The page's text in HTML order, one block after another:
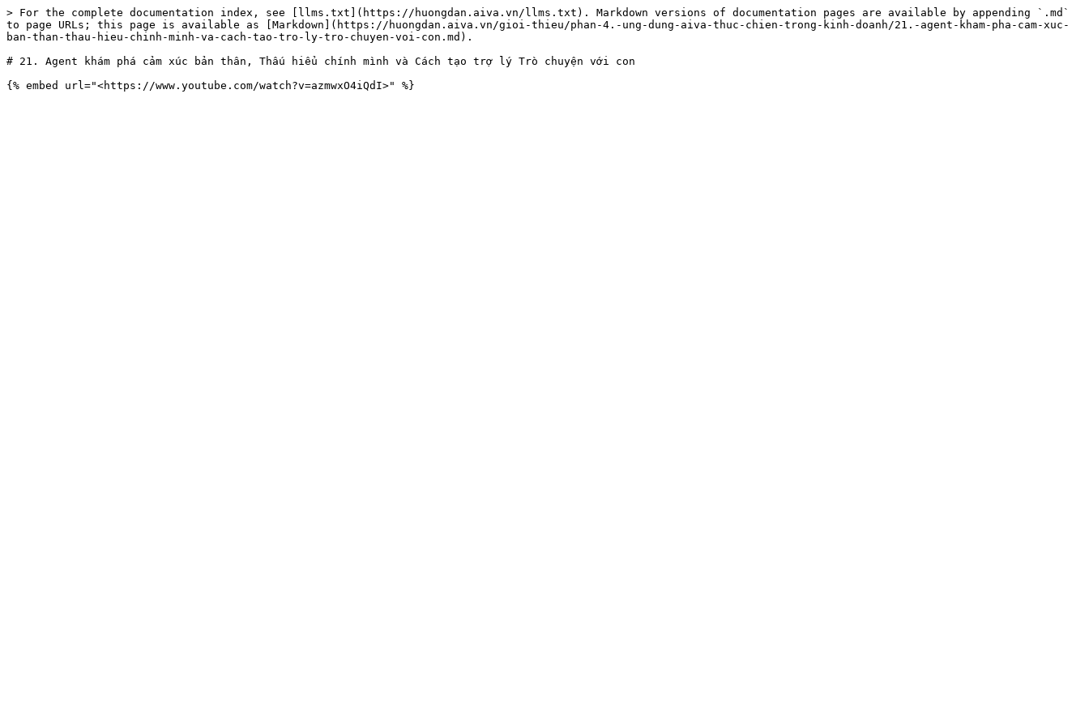
> For the complete documentation index, see [llms.txt](https://huongdan.aiva.vn/llms.txt). Markdown versions of documentation pages are available by appending `.md`
to page URLs; this page is available as [Markdown](https://huongdan.aiva.vn/gioi-thieu/phan-4.-ung-dung-aiva-thuc-chien-trong-kinh-doanh/21.-agent-kham-pha-cam-xuc-
ban-than-thau-hieu-chinh-minh-va-cach-tao-tro-ly-tro-chuyen-voi-con.md).
# 21. Agent khám phá cảm xúc bản thân, Thấu hiểu chính mình và Cách tạo trợ lý Trò chuyện với con